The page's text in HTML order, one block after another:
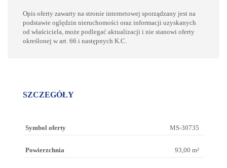
Opis oferty zawarty na stronie internetowej sporządzany jest na
podstawie oględzin nieruchomości oraz informacji uzyskanych
od właściciela, może podlegać aktualizacji i nie stanowi oferty
określonej w art. 66 i następnych K.C.
SZCZEGÓŁY
Symbol oferty MS-30735
Powierzchnia 93,00 m²